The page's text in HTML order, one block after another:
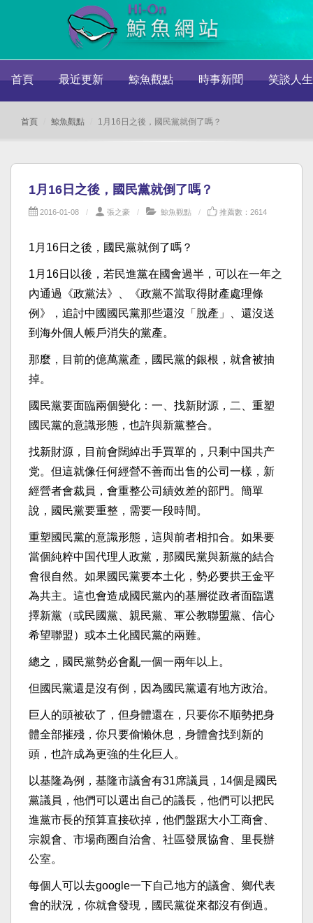
首頁 最近更新 鯨魚觀點 時事新聞 笑談人生
首頁 鯨魚觀點 1月16日之後，國民黨就倒了嗎？
1月16日之後，國民黨就倒了嗎？
2016-01-08 張之豪 鯨魚觀點 推薦數：2614
1月16日之後，國民黨就倒了嗎？
1月16日以後，若民進黨在國會過半，可以在一年之
內通過《政黨法》、《政黨不當取得財產處理條
例》，追討中國國民黨那些還沒「脫產」、還沒送
到海外個人帳戶消失的黨產。
那麼，目前的億萬黨產，國民黨的銀根，就會被抽
掉。
國民黨要面臨兩個變化：一、找新財源，二、重塑
國民黨的意識形態，也許與新黨整合。
找新財源，目前會闊綽出手買單的，只剩中国共产
党。但這就像任何經營不善而出售的公司一樣，新
經營者會裁員，會重整公司績效差的部門。簡單
說，國民黨要重整，需要一段時間。
重塑國民黨的意識形態，這與前者相扣合。如果要
當個純粹中国代理人政黨，那國民黨與新黨的結合
會很自然。如果國民黨要本土化，勢必要拱王金平
為共主。這也會造成國民黨內的基層從政者面臨選
擇新黨（或民國黨、親民黨、軍公教聯盟黨、信心
希望聯盟）或本土化國民黨的兩難。
總之，國民黨勢必會亂一個一兩年以上。
但國民黨還是沒有倒，因為國民黨還有地方政治。
巨人的頭被砍了，但身體還在，只要你不順勢把身
體全部摧殘，你只要偷懶休息，身體會找到新的
頭，也許成為更強的生化巨人。
以基隆為例，基隆市議會有31席議員，14個是國民
黨議員，他們可以選出自己的議長，他們可以把民
進黨市長的預算直接砍掉，他們盤踞大小工商會、
宗親會、市場商圈自治會、社區發展協會、里長辦
公室。
每個人可以去google一下自己地方的議會、鄉代表
會的狀況，你就會發現，國民黨從來都沒有倒過。